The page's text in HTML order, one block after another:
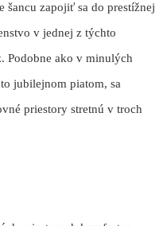
šancu zapojiť sa do prestížnej
v jednej z týchto
Podobne ako v minulých
jubilejnom piatom, sa
priestory stretnú v troch